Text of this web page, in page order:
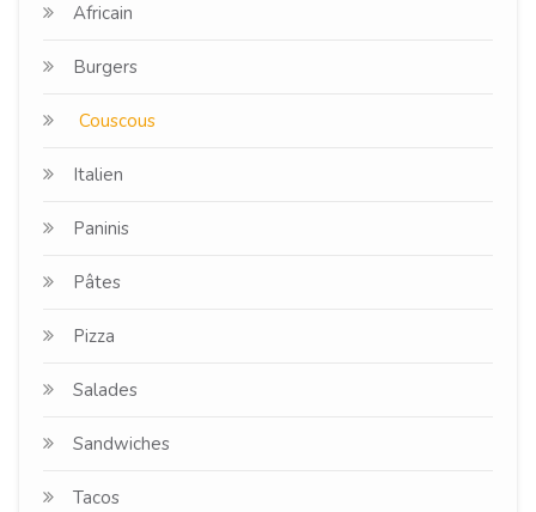
Africain
Burgers
Couscous
Italien
Paninis
Pâtes
Pizza
Salades
Sandwiches
Tacos